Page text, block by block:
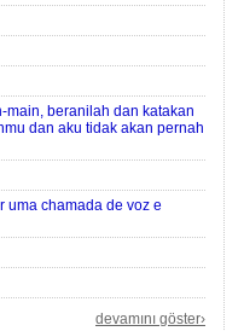
beranilah dan katakan
dan aku tidak akan pernah
uma chamada de voz e
devamını göster›